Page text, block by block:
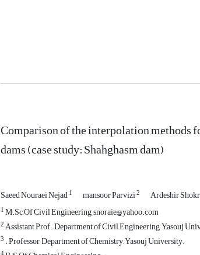
Comparison of the interpolation methods
dams (case study: Shahghasm dam)
Saeed Nouraei Nejad1 mansoor Parvizi2 Ardeshir
1M.Sc Of Civil Engineering, snoraie@yahoo.com
2Assistant Prof., Department of Civil Engineering, Yasouj
3 . Professor, Department of Chemistry, Yasouj University.